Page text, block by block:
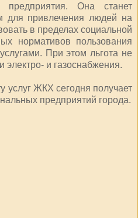
предприятия. Она станет
для привлечения людей на
в пределах социальной
нормативов пользования
При этом льгота не
электро- и газоснабжения.
услуг ЖКХ сегодня получает
предприятий города.